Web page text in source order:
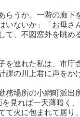
らうか。一階の廊
いないか」「お母
て、不図窓外を眺
を連れた私は、市
の川上君に声をか
務場所の小網町派
見れば一天薄暗く
て火に包まれて居